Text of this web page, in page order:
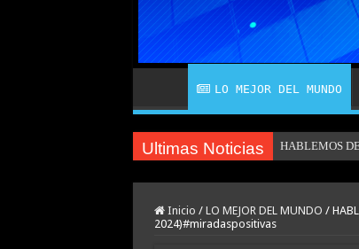
LO MEJOR DEL MUNDO
Ultimas Noticias HABLEMOS
Inicio / LO MEJOR DEL MUNDO /
2024)#miradaspositivas